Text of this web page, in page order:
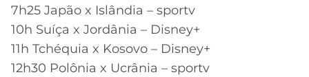
7h25 Japão x Islândia – sportv
10h Suíça x Jordânia – Disney+
11h Tchéquia x Kosovo – Disney+
12h30 Polônia x Ucrânia – sportv